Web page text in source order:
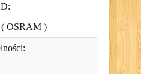
OSRAM )